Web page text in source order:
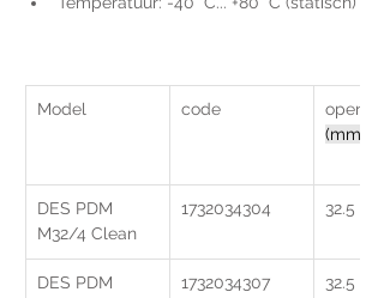
Model code
opening
(mm)
DES PDM
M32/4 Clean
1732034304 32.5
DES PDM
1732034307 32.5